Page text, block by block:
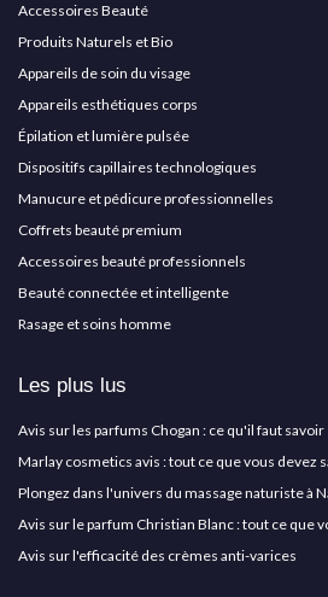
Accessoires Beauté
Produits Naturels et Bio
Appareils de soin du visage
Appareils esthétiques corps
Épilation et lumière pulsée
Dispositifs capillaires technologiques
Manucure et pédicure professionnelles
Coffrets beauté premium
Accessoires beauté professionnels
Beauté connectée et intelligente
Rasage et soins homme
Les plus lus
Avis sur les parfums Chogan : ce qu'il faut savoir
Marlay cosmetics avis : tout ce que vous devez
Plongez dans l'univers du massage naturiste à
Avis sur le parfum Christian Blanc : tout ce que
Avis sur l'efficacité des crèmes anti-varices